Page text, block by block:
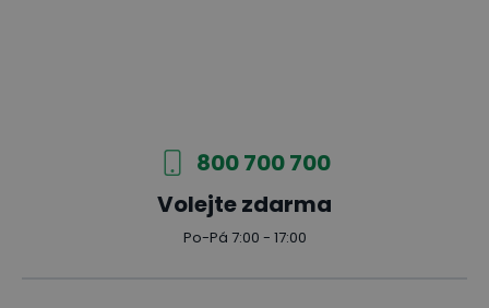
800 700 700
Volejte zdarma
Po-Pá 7:00 - 17:00